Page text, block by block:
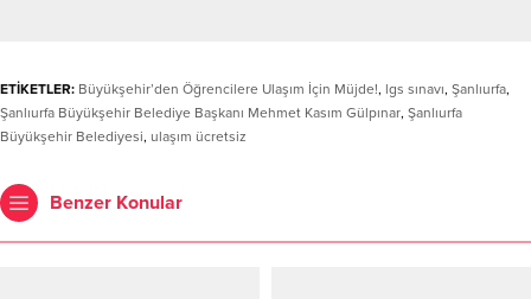
ETİKETLER: Büyükşehir’den Öğrencilere Ulaşım İçin Müjde!, lgs sınavı, Şanlıurfa,
Şanlıurfa Büyükşehir Belediye Başkanı Mehmet Kasım Gülpınar, Şanlıurfa
Büyükşehir Belediyesi, ulaşım ücretsiz
Benzer Konular